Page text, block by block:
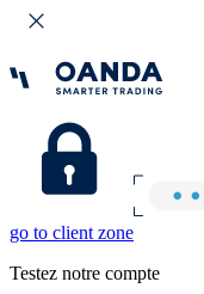
go to client zone
Testez notre compte